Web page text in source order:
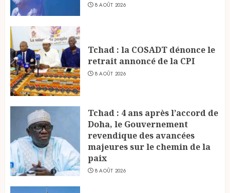
8 AOÛT 2026
Tchad : la COSADT dénonce le
retrait annoncé de la CPI
8 AOÛT 2026
Tchad : 4 ans après l’accord de
Doha, le Gouvernement
revendique des avancées
majeures sur le chemin de la
paix
8 AOÛT 2026